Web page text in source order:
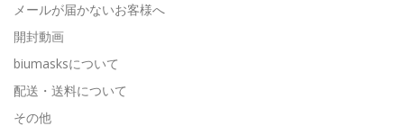
メールが届かないお客様へ
開封動画
biumasksについて
配送・送料について
その他